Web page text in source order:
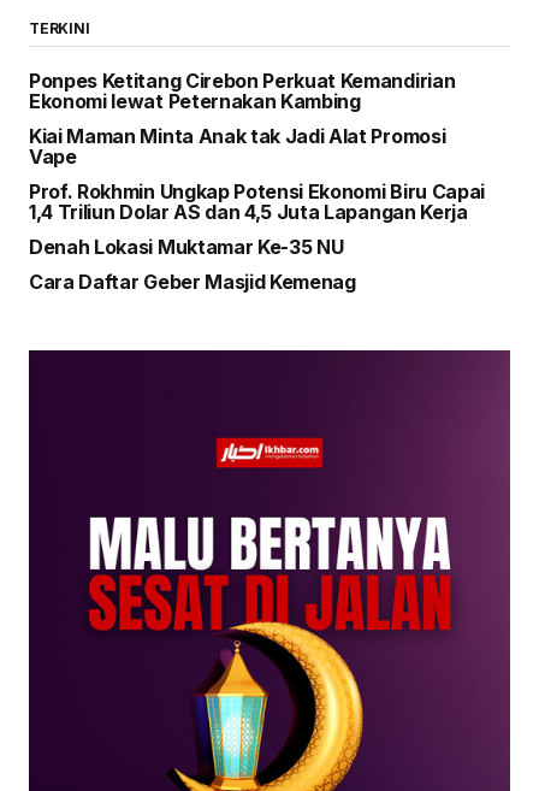
TERKINI
Ponpes Ketitang Cirebon Perkuat Kemandirian
Ekonomi lewat Peternakan Kambing
Kiai Maman Minta Anak tak Jadi Alat Promosi
Vape
Prof. Rokhmin Ungkap Potensi Ekonomi Biru Capai
1,4 Triliun Dolar AS dan 4,5 Juta Lapangan Kerja
Denah Lokasi Muktamar Ke-35 NU
Cara Daftar Geber Masjid Kemenag